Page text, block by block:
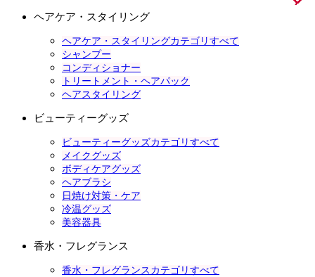
ヘアケア・スタイリング
ヘアケア・スタイリングカテゴリすべて
シャンプー
コンディショナー
トリートメント・ヘアパック
ヘアスタイリング
ビューティーグッズ
ビューティーグッズカテゴリすべて
メイクグッズ
ボディケアグッズ
ヘアブラシ
日焼け対策・ケア
冷温グッズ
美容器具
香水・フレグランス
香水・フレグランスカテゴリすべて